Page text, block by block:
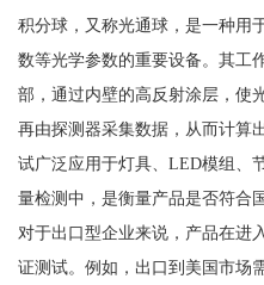
积分球，又称光通球，是一种用
数等光学参数的重要设备。其工
部，通过内壁的高反射涂层，使
再由探测器采集数据，从而计算
试广泛应用于灯具、LED模组、
量检测中，是衡量产品是否符合
对于出口型企业来说，产品在进
证测试。例如，出口到美国市场